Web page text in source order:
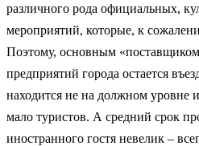
различного рода официальных,
мероприятий, которые, к
Поэтому, основным
предприятий города остается
находится не на должном уровне
мало туристов. А средний срок
иностранного гостя невелик –